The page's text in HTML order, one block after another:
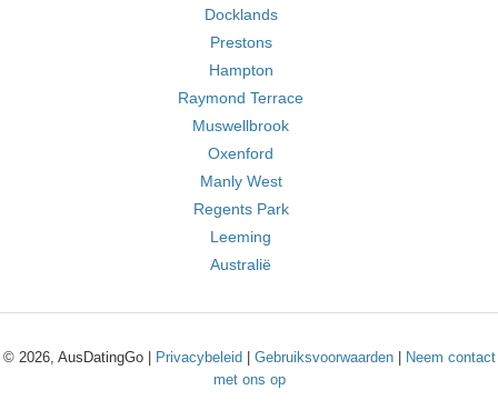
Docklands
Prestons
Hampton
Raymond Terrace
Muswellbrook
Oxenford
Manly West
Regents Park
Leeming
Australië
© 2026, AusDatingGo | Privacybeleid Gebruiksvoorwaarden|
Neem contact
met ons op